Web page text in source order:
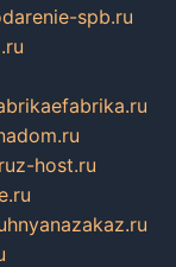
spb.ru
z-host.ru